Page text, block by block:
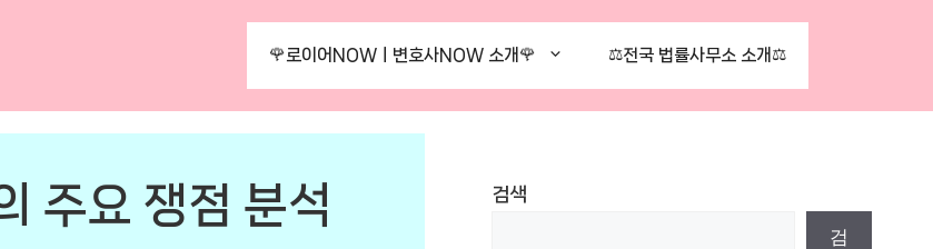
🌹로이어NOWㅣ변호사NOW 소개🌹 ⚖️전국 법률사무소 소개⚖️
주요 쟁점 분석 검색
검